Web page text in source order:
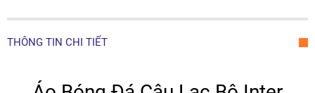
THÔNG TIN CHI TIẾT